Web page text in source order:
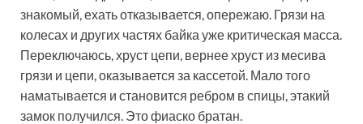
знакомый, ехать отказывается, опережаю. Грязи на
колесах и других частях байка уже критическая масса.
Переключаюсь, хруст цепи, вернее хруст из месива
грязи и цепи, оказывается за кассетой. Мало того
наматывается и становится ребром в спицы, этакий
замок получился. Это фиаско братан.